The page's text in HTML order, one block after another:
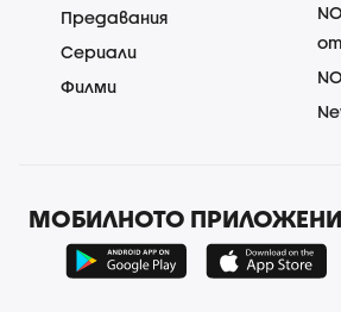
Предавания
Сериали
Филми
МОБИЛНОТО ПРИЛОЖЕНИЕ